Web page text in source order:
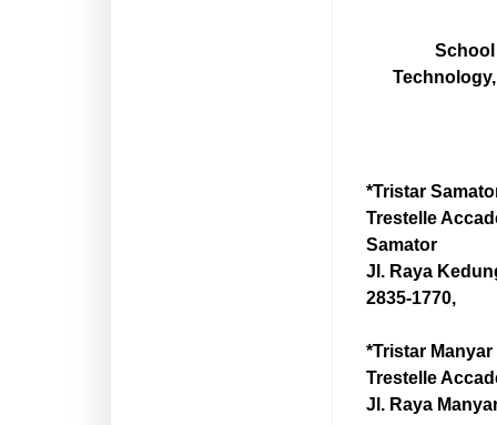
*Tristar
Trestelle
Samator
Jl. Raya
2835-1770,
*Tristar Manyar
Trestelle
Jl. Raya